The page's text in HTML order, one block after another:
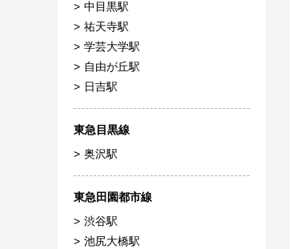
中目黒駅
祐天寺駅
学芸大学駅
自由が丘駅
日吉駅
東急目黒線
奥沢駅
東急田園都市線
渋谷駅
池尻大橋駅